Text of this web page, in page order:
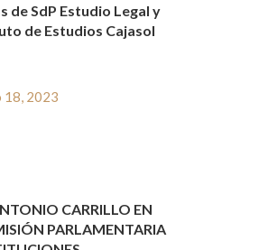
de SdP Estudio Legal y
de Estudios Cajasol
18, 2023
Y NOTICIAS
Y BLOG JURÍDICO
CARRILLO EN
PARLAMENTARIA